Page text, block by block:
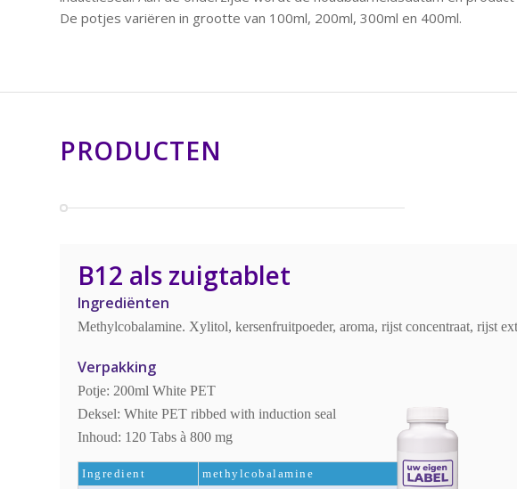
De potjes variëren in grootte van 100ml, 200ml, 300ml en 400ml.
PRODUCTEN
B12 als zuigtablet
Ingrediënten
Methylcobalamine. Xylitol, kersenfruitpoeder, aroma, rijst concentraat, rijst
Verpakking
Potje: 200ml White PET
Deksel: White PET ribbed with induction seal
Inhoud: 120 Tabs à 800 mg
Ingredient
methylcobalamine